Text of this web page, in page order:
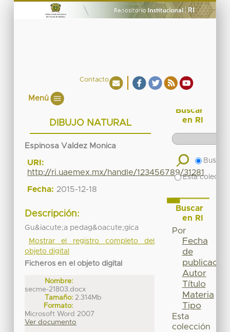
Contacto
Menú
DIBUJO NATURAL
Espinosa Valdez Monica
URI:
http://ri.uaemex.mx/handle/123456789/31281
Fecha: 2015-12-18
Descripción:
Gu&iacute;a pedag&oacute;gica
Mostrar el registro completo del
objeto digital
Ficheros en el objeto digital
Nombre:
secme-21803.docx
Tamaño: 2.314Mb
Formato:
Microsoft Word 2007
Ver documento
Buscar
en RI
Buscar
Esta
Buscar
en RI
Por
Fecha
de
publicación
Autor
Título
Materia
Tipo
Esta
colección